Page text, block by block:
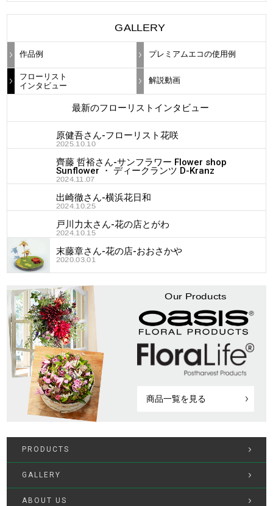
GALLERY
作品例 プレミアムエコの使用例
フローリスト
インタビュー
解説動画
最新のフローリストインタビュー
原健吾さん-フローリスト花咲
2025.10.10
齊藤 哲裕さん-サンフラワー Flower shop
Sunflower ・ ディークランツ D-Kranz
2024.11.07
出崎徹さん-横浜花日和
2024.10.25
戸川力太さん-花の店とがわ
2024.10.15
末藤章さん-花の店-おおさかや
2020.03.01
Our Products
商品一覧を見る
PRODUCTS
GALLERY
ABOUT US